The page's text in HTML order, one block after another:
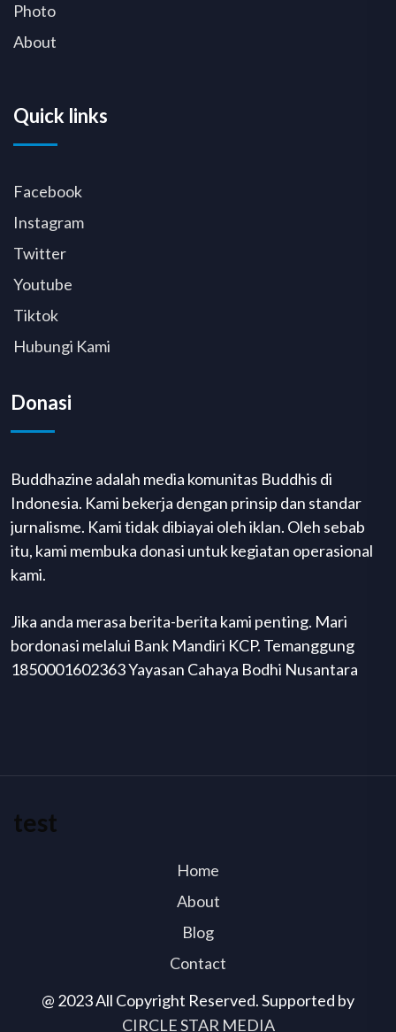
Photo
About
Quick links
Facebook
Instagram
Twitter
Youtube
Tiktok
Hubungi Kami
Donasi
Buddhazine adalah media komunitas Buddhis di
Indonesia. Kami bekerja dengan prinsip dan standar
jurnalisme. Kami tidak dibiayai oleh iklan. Oleh sebab
itu, kami membuka donasi untuk kegiatan operasional
kami.
Jika anda merasa berita-berita kami penting. Mari
bordonasi melalui Bank Mandiri KCP. Temanggung
1850001602363 Yayasan Cahaya Bodhi Nusantara
@ 2023 All Copyright Reserved. Supported by
CIRCLE STAR MEDIA
test
Home
About
Blog
Contact